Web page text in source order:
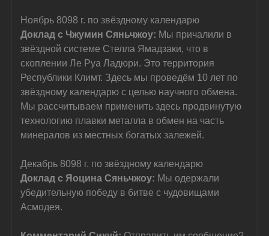
Ноябрь 8098 г. по звёздному календарю
Доклад с Чжумин Сяньчжоу: Мы причалили в
звёздной системе Стелла Ямадзаки, что в
скоплении Ле Руа Ладюри. Это территория
Республики Климт. Здесь мы проведём 10 лет по
звёздному календарю с целью научного обмена.
Мы рассчитываем применить здесь продвинутую
технологию плавки металла в обмен на часть
минералов из местных богатых залежей.
Декабрь 8098 г. по звёздному календарю
Доклад с Яоцина Сяньчжоу: Мы одержали
убедительную победу в битве с чудовищами
Асмодея.